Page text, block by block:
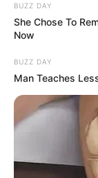
BUZZ DAY
She Chose To
Now
BUZZ DAY
Man Teaches